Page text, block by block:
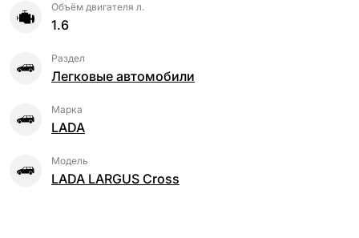
Объём двигателя л.
1.6
Раздел
Легковые автомобили
Марка
LADA
Модель
LADA LARGUS Cross